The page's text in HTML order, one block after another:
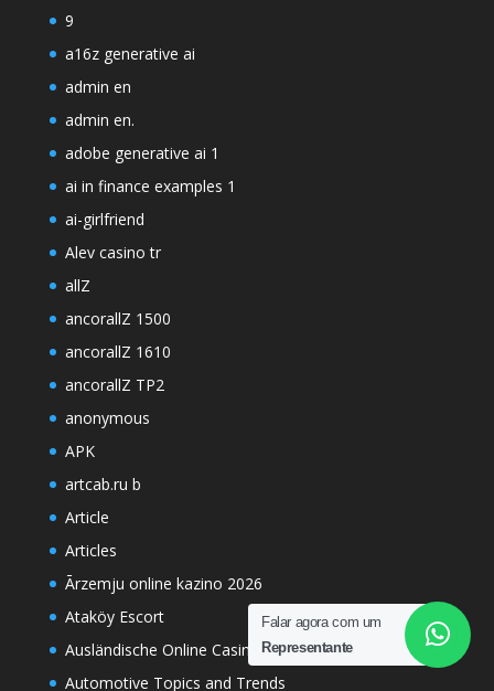
Falar agora com um
Representante
9
a16z generative ai
admin en
admin en.
adobe generative ai 1
ai in finance examples 1
ai-girlfriend
Alev casino tr
allZ
ancorallZ 1500
ancorallZ 1610
ancorallZ TP2
anonymous
APK
artcab.ru b
Article
Articles
Ārzemju online kazino 2026
Ataköy Escort
Ausländische Online Casinos Schweiz
Automotive Topics and Trends